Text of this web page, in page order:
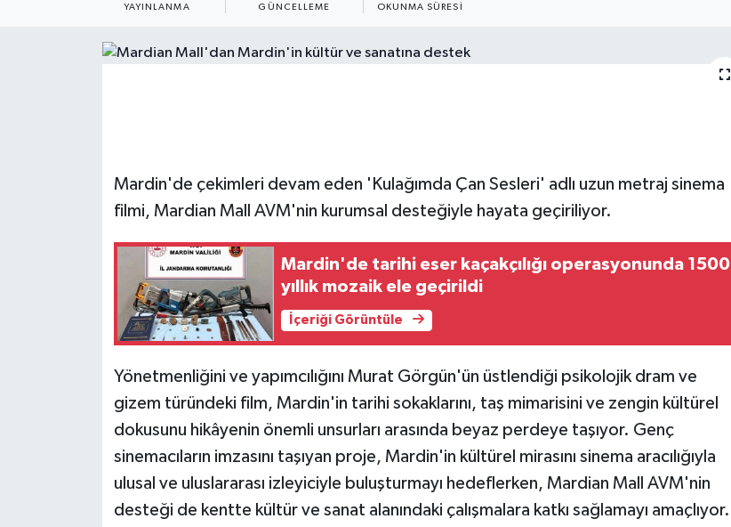
YAYINLANMA GÜNCELLEME OKUNMA SÜRESI
Mardin'de çekimleri devam eden 'Kulağımda Çan Sesleri' adlı uzun metraj sinema
filmi, Mardian Mall AVM'nin kurumsal desteğiyle hayata geçiriliyor.
Mardin'de tarihi eser kaçakçılığı operasyonunda 1500
yıllık mozaik ele geçirildi
İçeriği Görüntüle
Yönetmenliğini ve yapımcılığını Murat Görgün'ün üstlendiği psikolojik dram ve
gizem türündeki film, Mardin'in tarihi sokaklarını, taş mimarisini ve zengin kültürel
dokusunu hikâyenin önemli unsurları arasında beyaz perdeye taşıyor. Genç
sinemacıların imzasını taşıyan proje, Mardin'in kültürel mirasını sinema aracılığıyla
ulusal ve uluslararası izleyiciyle buluşturmayı hedeflerken, Mardian Mall AVM'nin
desteği de kentte kültür ve sanat alanındaki çalışmalara katkı sağlamayı amaçlıyor.
EKONOMİ
Flaş Haber
Gayrimenkul
GÜNDEM